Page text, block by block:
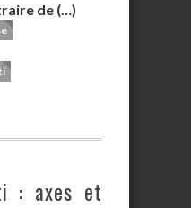
de (…)
: axes et